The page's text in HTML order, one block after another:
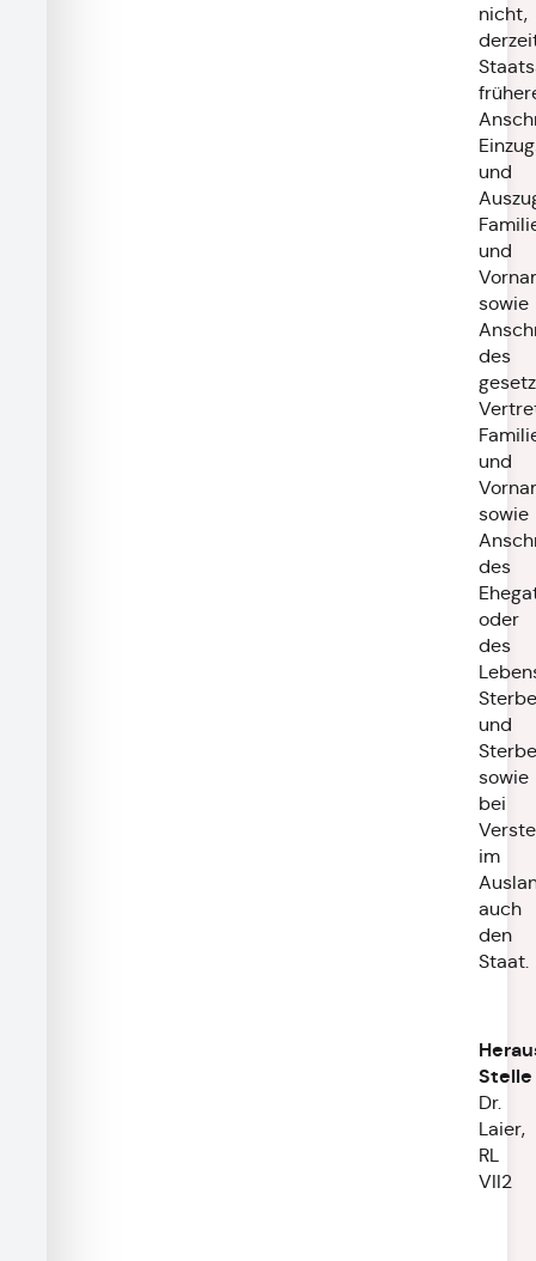
nicht,
und
und
sowie
des
und
sowie
des
oder
des
und
sowie
bei
im
auch
den
Staat.
Stelle
Dr.
Laier,
RL
VII2